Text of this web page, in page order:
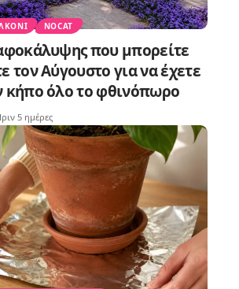
NOCAT
που μπορείτε
τον Αύγουστο για να έχετε
κήπο όλο το φθινόπωρο
5 ημέρες